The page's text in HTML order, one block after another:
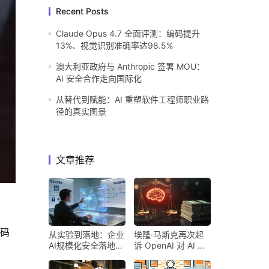
Recent Posts
Claude Opus 4.7 全面评测：编码提升
13%、视觉识别准确率达98.5%
澳大利亚政府与 Anthropic 签署 MOU：
AI 安全合作走向国际化
从替代到赋能：AI 重塑软件工程师职业路
径的真实图景
文章推荐
从实验到落地：企业
AI规模化安全落地的
埃隆·马斯克再次起
诉 OpenAI 对 AI 行